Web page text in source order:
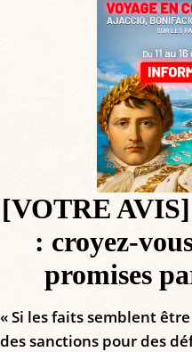
[VOTRE
: croyez-
promises
« Si les faits semblent
des sanctions pour des